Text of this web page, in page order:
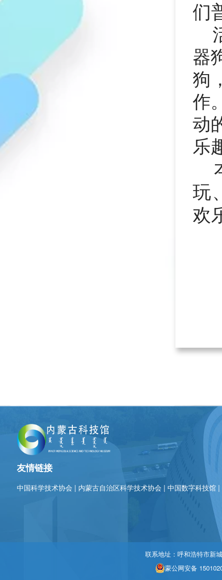
们
器
狗
作
动
乐
玩
欢
友情链接
中国科学技术协会 | 内蒙古自治区科学技术协会 |中国数字科技馆 |
联系地址：呼和浩特市
蒙公网安备